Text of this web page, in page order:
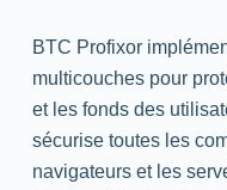
BTC Profixor
multicouches pour
et les fonds des
sécurise toutes les
navigateurs et les